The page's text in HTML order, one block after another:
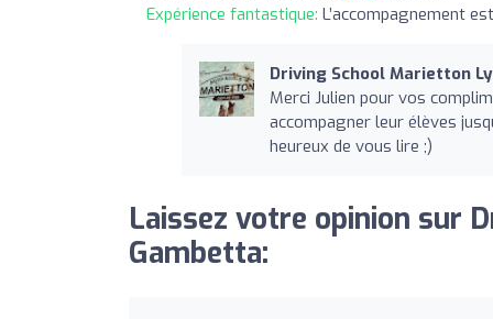
Expérience fantastique: L’accompagnement
Driving School Marietton
Merci Julien pour vos
accompagner leur élèves
heureux de vous lire ;)
Laissez votre opinion sur
Gambetta: